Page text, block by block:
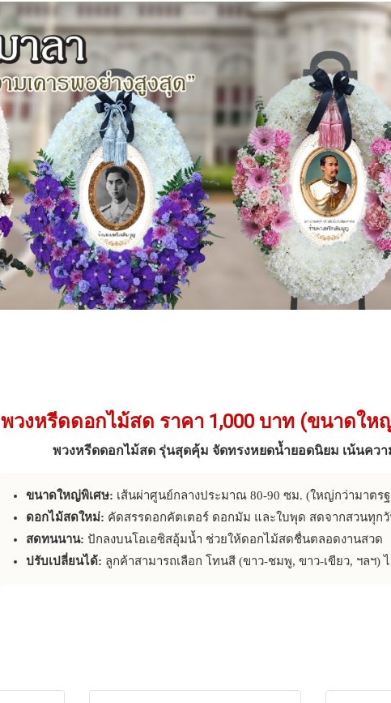
พวงหรีดดอกไม้สด ราคา 1,000 บาท (ขนาดให
พวงหรีดดอกไม้สด รุ่นสุดคุ้ม จัดทรงหยดน้ำยอดนิยม เน้นควา
ขนาดใหญ่พิเศษ: เส้นผ่าศูนย์กลางประมาณ 80-90 ซม. (ใหญ่กว่ามาตร
ดอกไม้สดใหม่: คัดสรรดอกคัตเตอร์ ดอกมัม และใบพุด สดจากสวนทุก
สดทนนาน: ปักลงบนโอเอซิสอุ้มน้ำ ช่วยให้ดอกไม้สดชื่นตลอดงานสวด
ปรับเปลี่ยนได้: ลูกค้าสามารถเลือก โทนสี (ขาว-ชมพู, ขาว-เขียว, ฯลฯ)